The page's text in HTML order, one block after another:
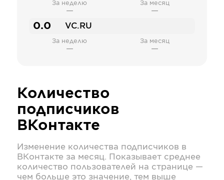
За неделю
—
За месяц
—
0.0 VC.RU
За неделю
—
За месяц
—
Количество
подписчиков
ВКонтакте
Изменение количества подписчиков в
ВКонтакте за месяц. Показывает среднее
количество пользователей на странице —
чем больше это значение, тем выше